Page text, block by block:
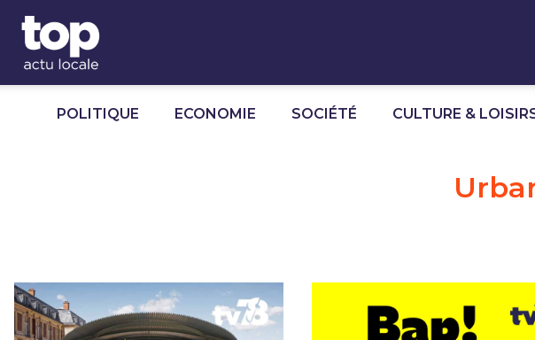
POLITIQUE ECONOMIE SOCIÉTÉ CULTURE &